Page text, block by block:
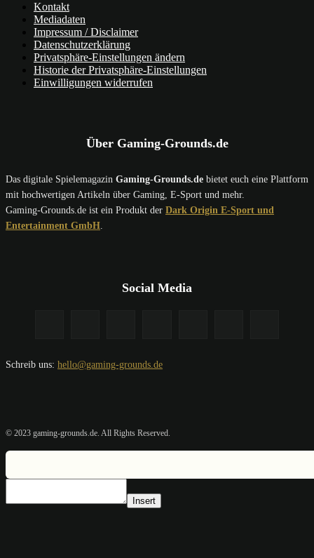
Kontakt
Mediadaten
Impressum / Disclaimer
Datenschutzerklärung
Privatsphäre-Einstellungen ändern
Historie der Privatsphäre-Einstellungen
Einwilligungen widerrufen
Über Gaming-Grounds.de
Das digitale Spielemagazin Gaming-Grounds.de bietet euch eine Plattform
mit hochwertigen Artikeln über Gaming, E-Sport und mehr.
Gaming-Grounds.de ist ein Produkt der Dark Origin E-Sport und
Entertainment GmbH.
Social Media
Schreib uns: hello@gaming-grounds.de
© 2023 gaming-grounds.de. All Rights Reserved.
Insert